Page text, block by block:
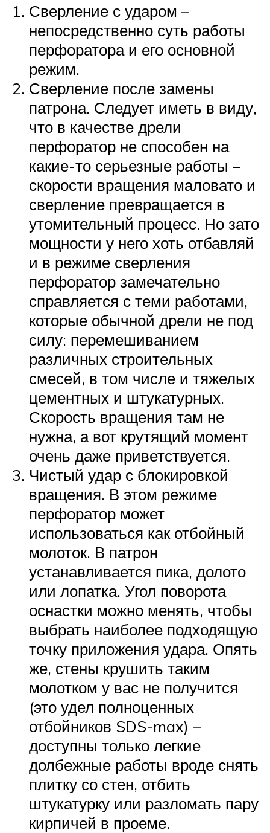
Сверление с ударом –
непосредственно суть работы
перфоратора и его основной
режим.
Сверление после замены
патрона. Следует иметь в виду,
что в качестве дрели
перфоратор не способен на
какие-то серьезные работы –
скорости вращения маловато и
сверление превращается в
утомительный процесс. Но зато
мощности у него хоть отбавляй
и в режиме сверления
перфоратор замечательно
справляется с теми работами,
которые обычной дрели не под
силу: перемешиванием
различных строительных
смесей, в том числе и тяжелых
цементных и штукатурных.
Скорость вращения там не
нужна, а вот крутящий момент
очень даже приветствуется.
Чистый удар с блокировкой
вращения. В этом режиме
перфоратор может
использоваться как отбойный
молоток. В патрон
устанавливается пика, долото
или лопатка. Угол поворота
оснастки можно менять, чтобы
выбрать наиболее подходящую
точку приложения удара. Опять
же, стены крушить таким
молотком у вас не получится
(это удел полноценных
отбойников SDS-max) –
доступны только легкие
долбежные работы вроде снять
плитку со стен, отбить
штукатурку или разломать пару
кирпичей в проеме.